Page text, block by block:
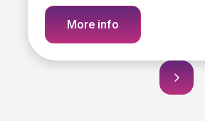
More info